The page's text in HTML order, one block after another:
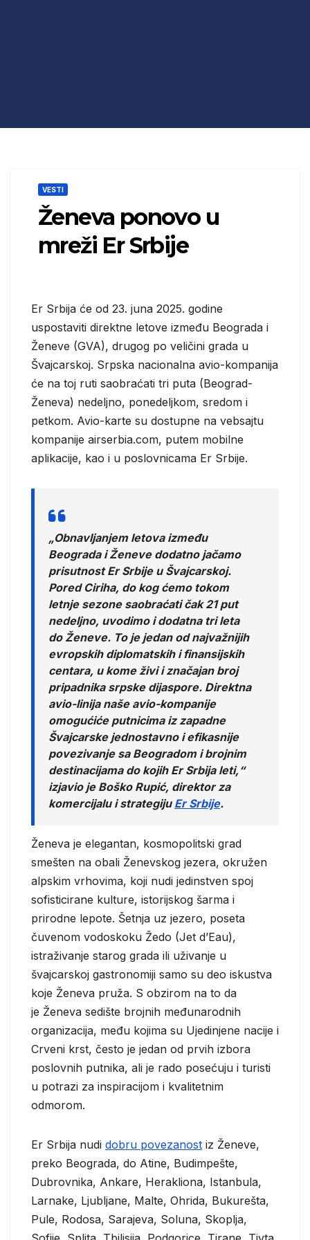
VESTI
Ženeva ponovo u
mreži Er Srbije
Er Srbija će od 23. juna 2025. godine
uspostaviti direktne letove između Beograda i
Ženeve (GVA), drugog po veličini grada u
Švajcarskoj. Srpska nacionalna avio-kompanija
će na toj ruti saobraćati tri puta (Beograd-
Ženeva) nedeljno, ponedeljkom, sredom i
petkom. Avio-karte su dostupne na vebsajtu
kompanije airserbia.com, putem mobilne
aplikacije, kao i u poslovnicama Er Srbije.
„Obnavljanjem letova između
Beograda i Ženeve dodatno jačamo
prisutnost Er Srbije u Švajcarskoj.
Pored Ciriha, do kog ćemo tokom
letnje sezone saobraćati čak 21 put
nedeljno, uvodimo i dodatna tri leta
do Ženeve. To je jedan od najvažnijih
evropskih diplomatskih i finansijskih
centara, u kome živi i značajan broj
pripadnika srpske dijaspore. Direktna
avio-linija naše avio-kompanije
omogućiće putnicima iz zapadne
Švajcarske jednostavno i efikasnije
povezivanje sa Beogradom i brojnim
destinacijama do kojih Er Srbija leti,“
izjavio je Boško Rupić, direktor za
komercijalu i strategiju Er Srbije.
Ženeva je elegantan, kosmopolitski grad
smešten na obali Ženevskog jezera, okružen
alpskim vrhovima, koji nudi jedinstven spoj
sofisticirane kulture, istorijskog šarma i
prirodne lepote. Šetnja uz jezero, poseta
čuvenom vodoskoku Žedo (Jet d’Eau),
istraživanje starog grada ili uživanje u
švajcarskoj gastronomiji samo su deo iskustva
koje Ženeva pruža. S obzirom na to da
je Ženeva sedište brojnih međunarodnih
organizacija, među kojima su Ujedinjene nacije i
Crveni krst, često je jedan od prvih izbora
poslovnih putnika, ali je rado posećuju i turisti
u potrazi za inspiracijom i kvalitetnim
odmorom.
Er Srbija nudi dobru povezanost iz Ženeve,
preko Beograda, do Atine, Budimpešte,
Dubrovnika, Ankare, Herakliona, Istanbula,
Larnake, Ljubljane, Malte, Ohrida, Bukurešta,
Pule, Rodosa, Sarajeva, Soluna, Skoplja,